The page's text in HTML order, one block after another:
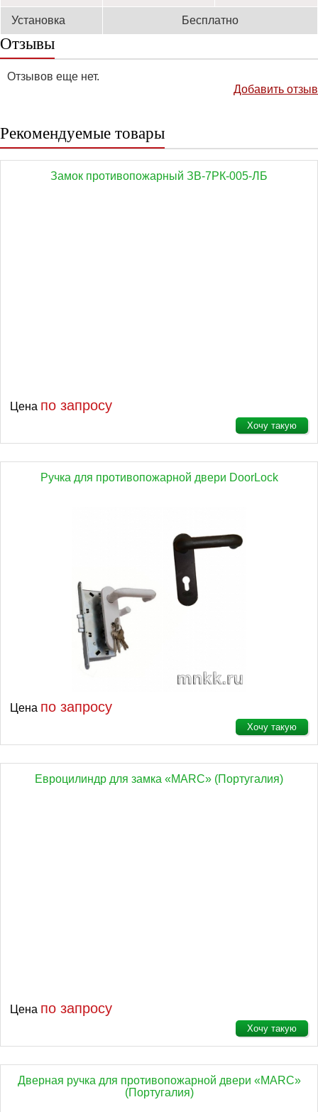
Установка Бесплатно
Отзывы
Отзывов еще нет.
Добавить отзыв
Рекомендуемые товары
Замок противопожарный ЗВ-7РК-005-ЛБ
Цена по запросу
Хочу такую
Ручка для противопожарной двери DoorLock
Цена по запросу
Хочу такую
Евроцилиндр для замка «MARC» (Португалия)
Цена по запросу
Хочу такую
Дверная ручка для противопожарной двери «MARC»
(Португалия)